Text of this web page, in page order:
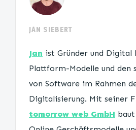
JAN SIEBERT
Jan ist Gründer und Digital
Plattform-Modelle und den
von Software im Rahmen
Digitalisierung. Mit seiner
tomorrow web GmbH